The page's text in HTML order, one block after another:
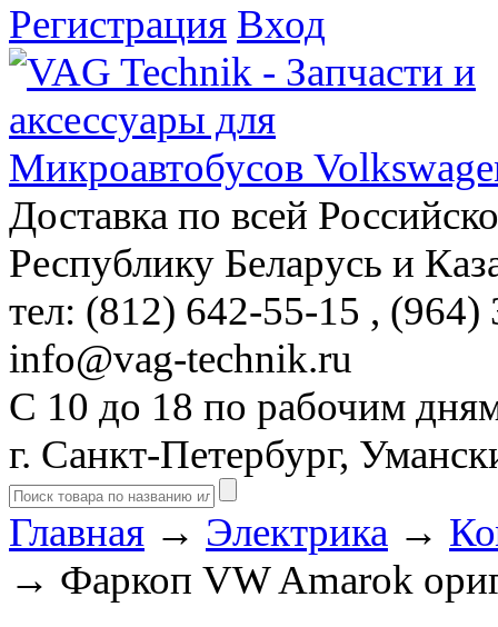
Регистрация Вход
Доставка по всей
Республику Беларусь и
тел: (812) 642-55-15 , (964)
info@vag-technik.ru
С 10 до 18 по рабочим
г. Санкт-Петербург,
Главная → Электрика →
→ Фаркоп VW Amarok